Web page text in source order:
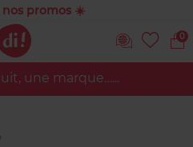
nos promos ☀️
0
une marque…...